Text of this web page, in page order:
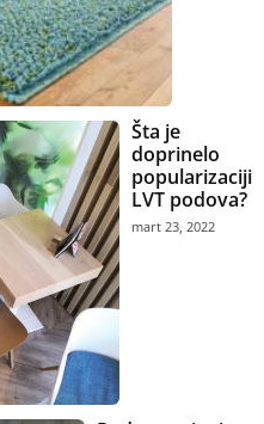
Šta je
doprinelo
popularizaciji
LVT podova?
mart 23, 2022